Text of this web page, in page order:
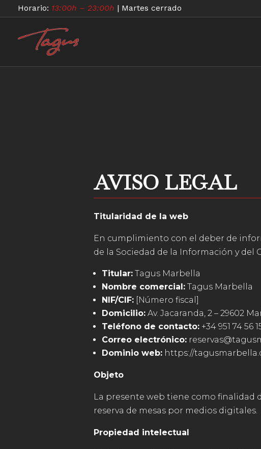
Horario: 13:00h – 23:00h | Martes cerrado
AVISO LEGAL
Titularidad de la web
En cumplimiento con el deber de
de la Sociedad de la Información y
Titular: Tagus Marbella
Nombre comercial: Tagus Marbella
NIF/CIF: [Número fiscal]
Domicilio: Av. Jacaranda, 2 – 29602
Teléfono de contacto: +34 951 74 56
Correo electrónico:
Dominio web: https://
Objeto
La presente web tiene como finalidad
reserva de mesas por medios digitales.
Propiedad intelectual